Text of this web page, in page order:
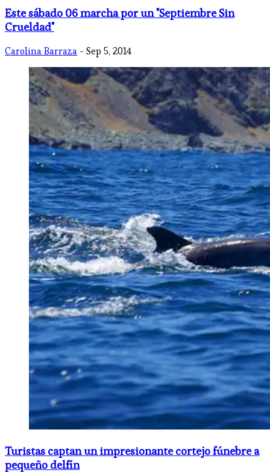
Este sábado 06 marcha por un "Septiembre Sin
Crueldad"
Carolina Barraza - Sep 5, 2014
Turistas captan un impresionante cortejo fúnebre a
pequeño delfín